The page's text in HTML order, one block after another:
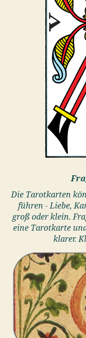
Die Tarotkarten
führen - Liebe,
groß oder klein.
eine Tarotkarte
klarer.